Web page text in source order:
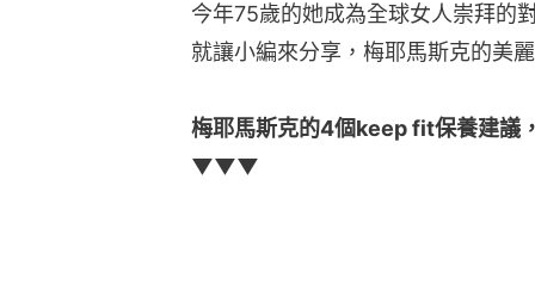
今年75歲的她成為全球女人崇拜的
就讓小編來分享，梅耶馬斯克的美麗
梅耶馬斯克的4個keep fit保養建議
▼▼▼